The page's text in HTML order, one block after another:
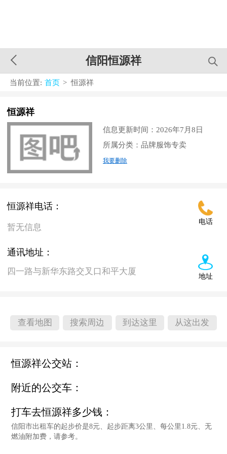
信阳恒源祥
当前位置: 首页 > 恒源祥
恒源祥
信息更新时间：2026年7月8日
所属分类：品牌服饰专卖
我要删除
电话
恒源祥电话：
暂无信息
地址
通讯地址：
四一路与新华东路交叉口和平大厦
查看地图 搜索周边 到达这里 从这出发
恒源祥公交站：
附近的公交车：
打车去恒源祥多少钱：
信阳市出租车的起步价是8元、起步距离3公里、每公里1.8元、无
燃油附加费，请参考。